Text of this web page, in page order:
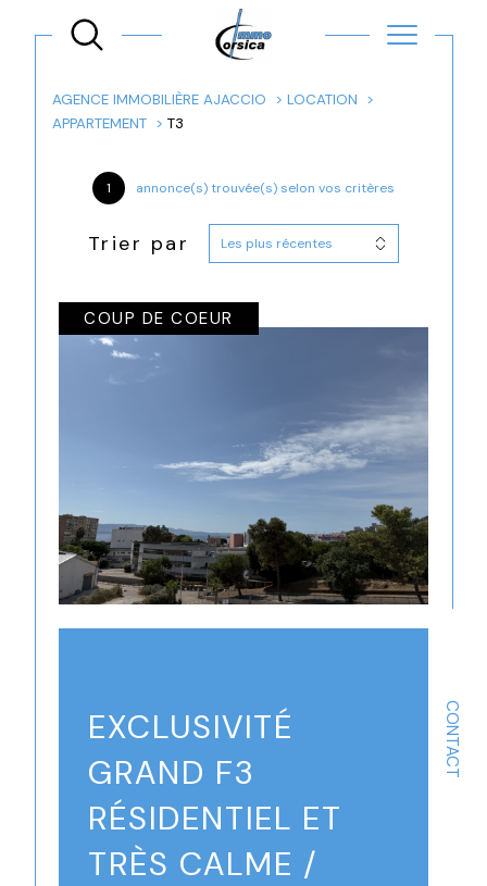
CONTACT
AGENCE IMMOBILIÈRE AJACCIO
LOCATION
APPARTEMENT
T3
1 annonce(s) trouvée(s) selon vos critères
Trier par Les plus récentes
EXCLUSIVITÉ
GRAND F3
RÉSIDENTIEL ET
TRÈS CALME /
COUP DE COEUR